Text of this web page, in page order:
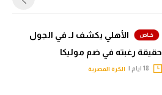
الأهلي يكشف لـ في الجول
حقيقة رغبته في ضم موليكا
الكرة المصرية